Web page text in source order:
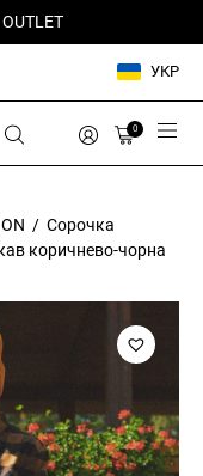
УКР
0
/ Сорочка
коричнево-чорна